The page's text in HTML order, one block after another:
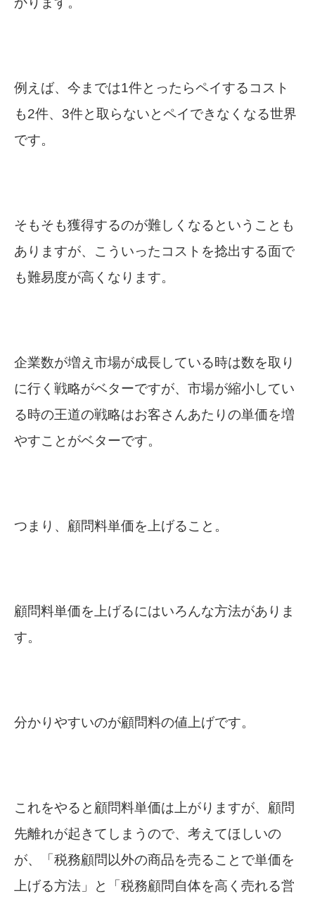
例えば、今までは1件とったらペイするコスト
も2件、3件と取らないとペイできなくなる世界
です。
そもそも獲得するのが難しくなるということも
ありますが、こういったコストを捻出する面で
も難易度が高くなります。
企業数が増え市場が成長している時は数を取り
に行く戦略がベターですが、市場が縮小してい
る時の王道の戦略はお客さんあたりの単価を増
やすことがベターです。
つまり、顧問料単価を上げること。
顧問料単価を上げるにはいろんな方法がありま
す。
分かりやすいのが顧問料の値上げです。
これをやると顧問料単価は上がりますが、顧問
先離れが起きてしまうので、考えてほしいの
が、「税務顧問以外の商品を売ることで単価を
上げる方法」と「税務顧問自体を高く売れる営